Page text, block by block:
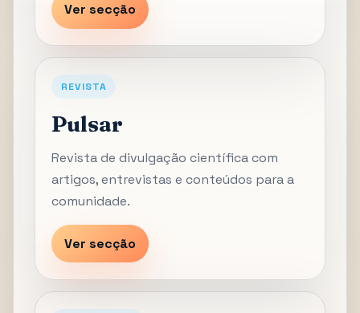
Ver secção
REVISTA
Pulsar
Revista de divulgação científica com
artigos, entrevistas e conteúdos para a
comunidade.
Ver secção